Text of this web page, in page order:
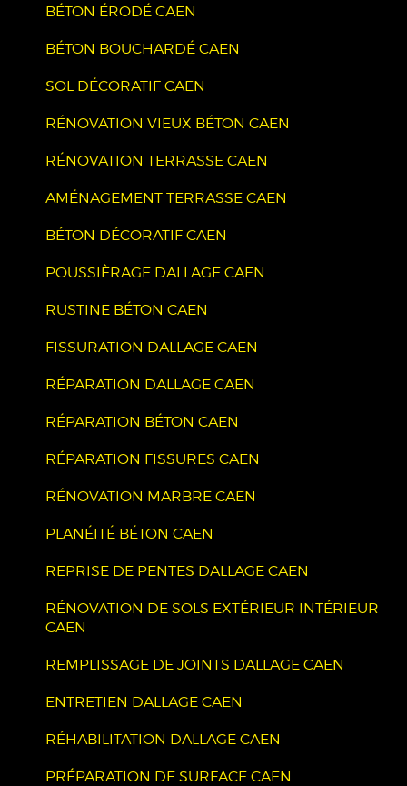
BÉTON ÉRODÉ CAEN
BÉTON BOUCHARDÉ CAEN
SOL DÉCORATIF CAEN
RÉNOVATION VIEUX BÉTON CAEN
RÉNOVATION TERRASSE CAEN
AMÉNAGEMENT TERRASSE CAEN
BÉTON DÉCORATIF CAEN
POUSSIÈRAGE DALLAGE CAEN
RUSTINE BÉTON CAEN
FISSURATION DALLAGE CAEN
RÉPARATION DALLAGE CAEN
RÉPARATION BÉTON CAEN
RÉPARATION FISSURES CAEN
RÉNOVATION MARBRE CAEN
PLANÉITÉ BÉTON CAEN
REPRISE DE PENTES DALLAGE CAEN
RÉNOVATION DE SOLS EXTÉRIEUR INTÉRIEUR
CAEN
REMPLISSAGE DE JOINTS DALLAGE CAEN
ENTRETIEN DALLAGE CAEN
RÉHABILITATION DALLAGE CAEN
PRÉPARATION DE SURFACE CAEN